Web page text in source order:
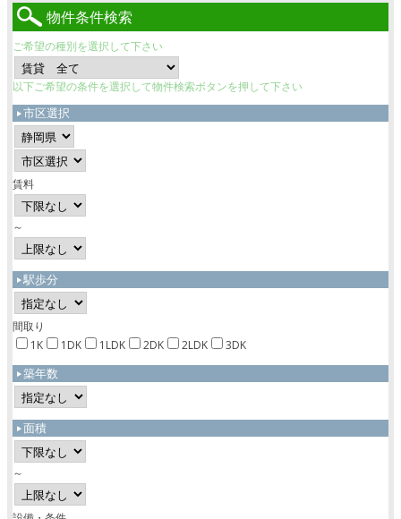
物件条件検索
ご希望の種別を選択して下さい
以下ご希望の条件を選択して物件検索ボタンを押して下さい
市区選択
賃料
～
駅歩分
間取り
1K
1DK 1LDK 2DK 2LDK 3DK
築年数
面積
～